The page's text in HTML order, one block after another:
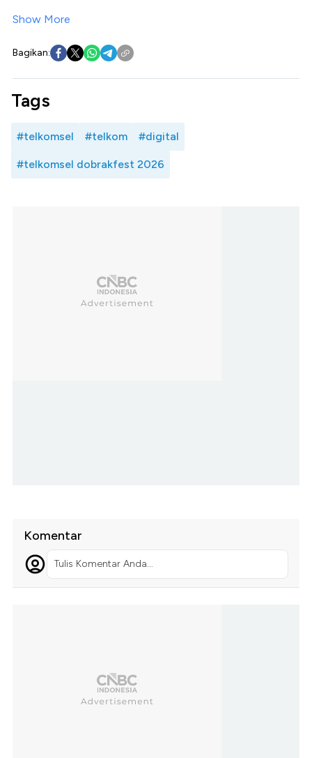
Show More
Bagikan:
Tags
#telkomsel #telkom #digital
#telkomsel dobrakfest 2026
Komentar
Tulis Komentar Anda...